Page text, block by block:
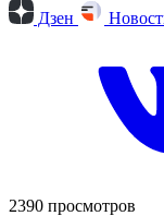
Дзен
2390 просмотров